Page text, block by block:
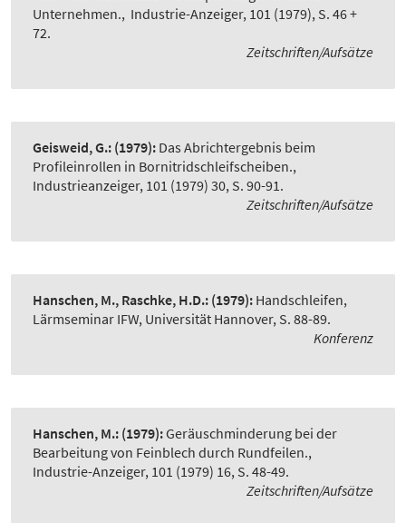
Unternehmen., Industrie-Anzeiger, 101 (1979), S. 46 +
72.
Zeitschriften/Aufsätze
Geisweid, G.: (1979): Das Abrichtergebnis beim
Profileinrollen in Bornitridschleifscheiben.,
Industrieanzeiger, 101 (1979) 30, S. 90-91.
Zeitschriften/Aufsätze
Hanschen, M., Raschke, H.D.: (1979): Handschleifen,
Lärmseminar IFW, Universität Hannover, S. 88-89.
Konferenz
Hanschen, M.: (1979):Geräuschminderung bei der
Bearbeitung von Feinblech durch Rundfeilen.,
Industrie-Anzeiger, 101 (1979) 16, S. 48-49.
Zeitschriften/Aufsätze